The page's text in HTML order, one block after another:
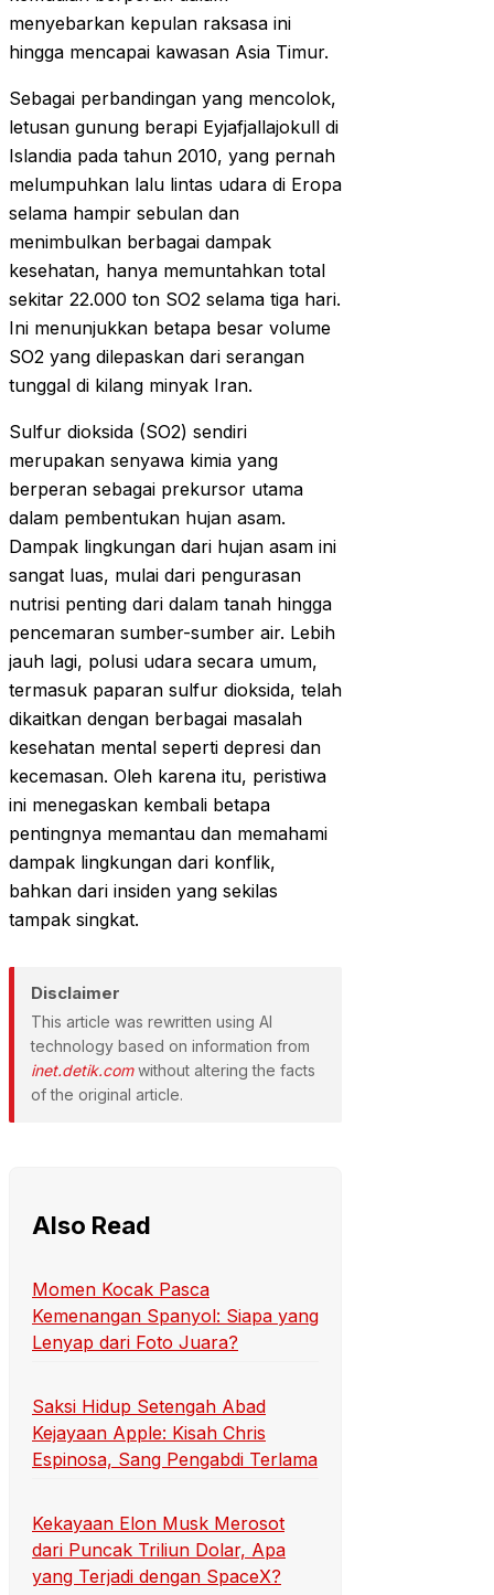
menyebarkan kepulan raksasa ini
hingga mencapai kawasan Asia Timur.
Sebagai perbandingan yang mencolok,
letusan gunung berapi Eyjafjallajokull di
Islandia pada tahun 2010, yang pernah
melumpuhkan lalu lintas udara di Eropa
selama hampir sebulan dan
menimbulkan berbagai dampak
kesehatan, hanya memuntahkan total
sekitar 22.000 ton SO2 selama tiga hari.
Ini menunjukkan betapa besar volume
SO2 yang dilepaskan dari serangan
tunggal di kilang minyak Iran.
Sulfur dioksida (SO2) sendiri
merupakan senyawa kimia yang
berperan sebagai prekursor utama
dalam pembentukan hujan asam.
Dampak lingkungan dari hujan asam ini
sangat luas, mulai dari pengurasan
nutrisi penting dari dalam tanah hingga
pencemaran sumber-sumber air. Lebih
jauh lagi, polusi udara secara umum,
termasuk paparan sulfur dioksida, telah
dikaitkan dengan berbagai masalah
kesehatan mental seperti depresi dan
kecemasan. Oleh karena itu, peristiwa
ini menegaskan kembali betapa
pentingnya memantau dan memahami
dampak lingkungan dari konflik,
bahkan dari insiden yang sekilas
tampak singkat.
Disclaimer
This article was rewritten using AI
technology based on information from
inet.detik.comwithout altering the facts
of the original article.
Also Read
Momen Kocak Pasca
Kemenangan Spanyol: Siapa yang
Lenyap dari Foto Juara?
Saksi Hidup Setengah Abad
Kejayaan Apple: Kisah Chris
Espinosa, Sang Pengabdi Terlama
Kekayaan Elon Musk Merosot
dari Puncak Triliun Dolar, Apa
yang Terjadi dengan SpaceX?